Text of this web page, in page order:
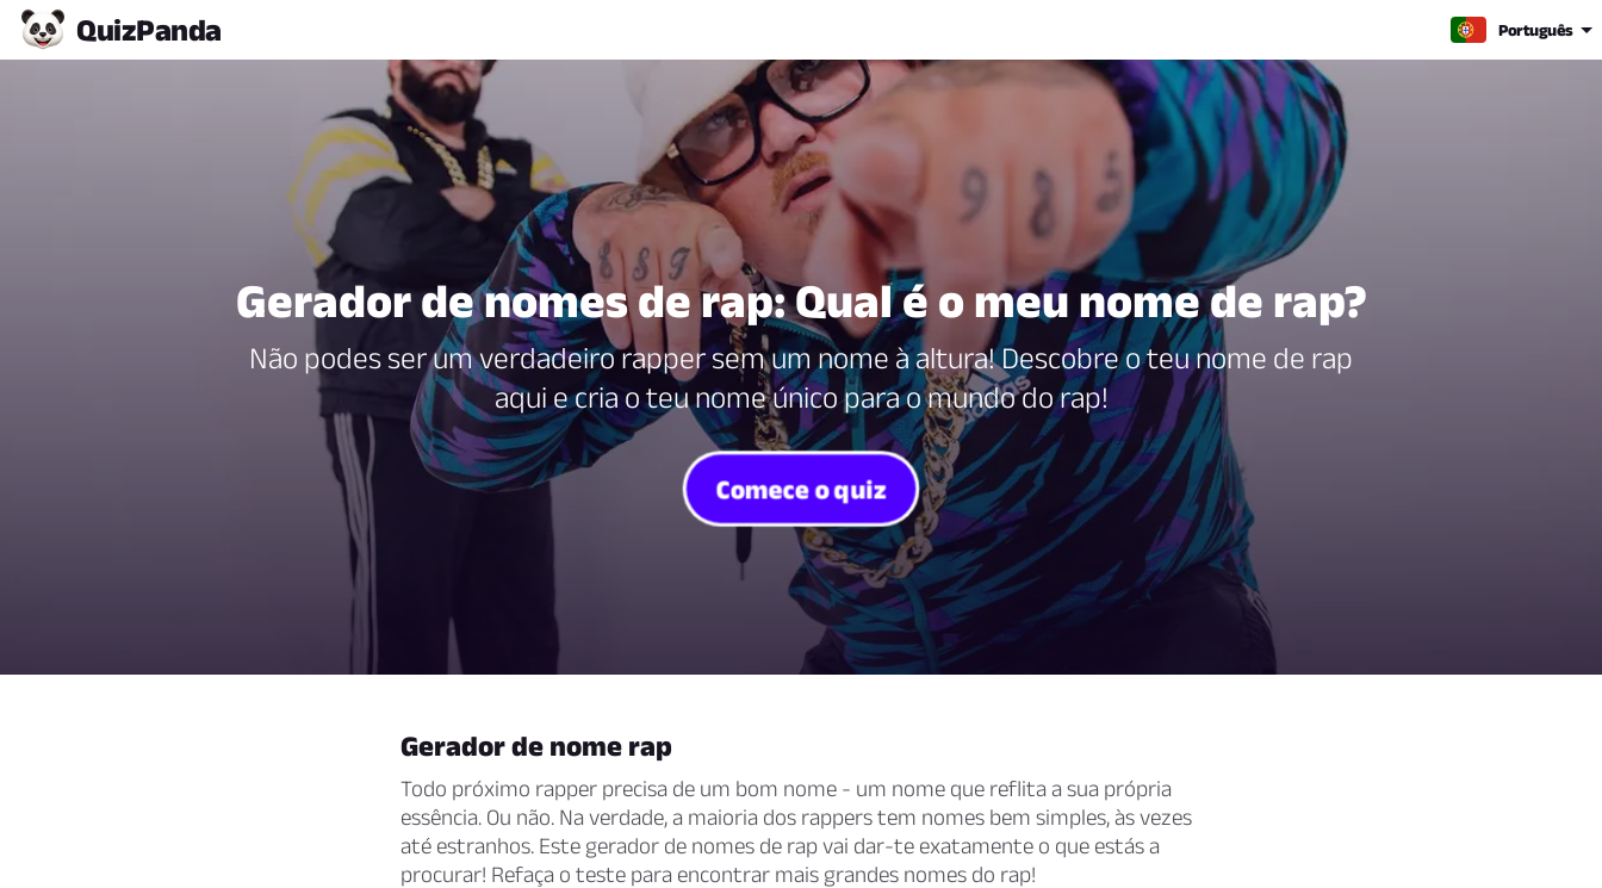
QuizPanda Português
Gerador de nomes de rap: Qual é o meu nome de rap?
Não podes ser um verdadeiro rapper sem um nome à altura! Descobre o teu nome de rap
aqui e cria o teu nome único para o mundo do rap!
Comece o quiz
Gerador de nome rap
Todo próximo rapper precisa de um bom nome - um nome que reflita a sua própria
essência. Ou não. Na verdade, a maioria dos rappers tem nomes bem simples, às vezes
até estranhos. Este gerador de nomes de rap vai dar-te exatamente o que estás a
procurar! Refaça o teste para encontrar mais grandes nomes do rap!